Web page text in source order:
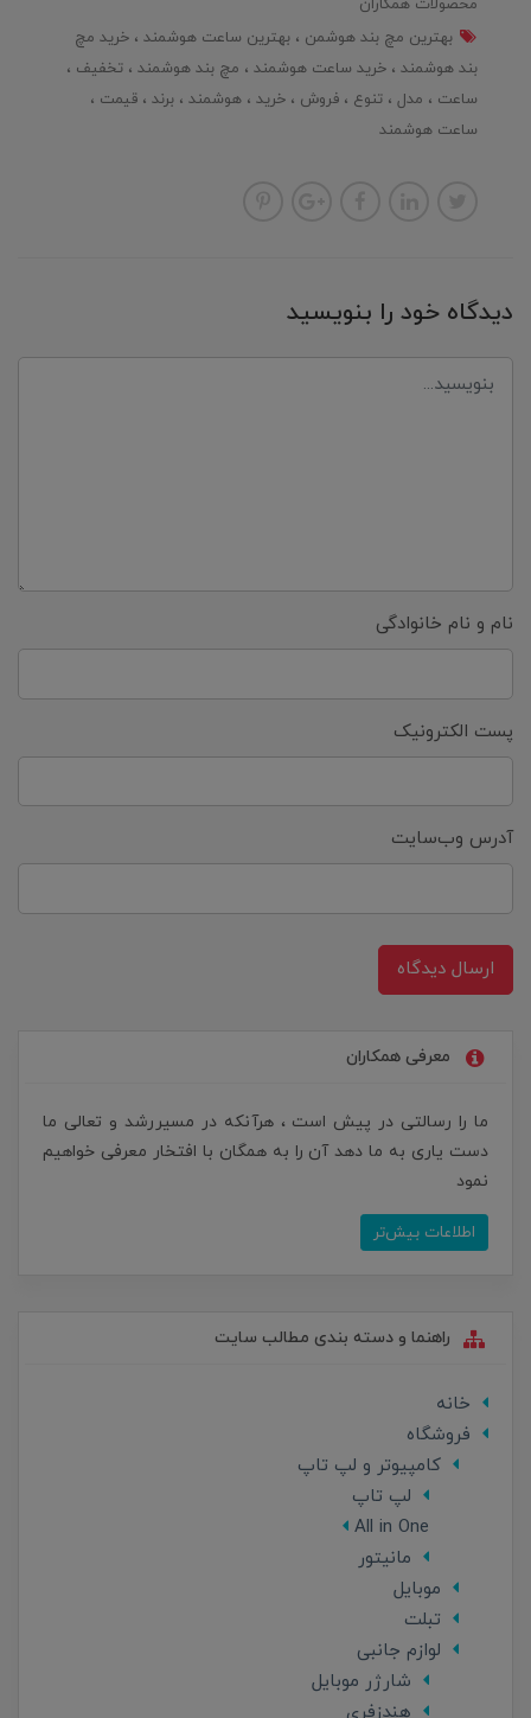
محصولات همکاران
بهترین مچ بند هوشمن
بهترین ساعت هوشمند
خرید مچ
بند هوشمند
خرید ساعت هوشمند مچ بند هوشمند
تخفیف
ساعت
مدل تنوع فروش خرید هوشمند برند
قیمت
ساعت هوشمند
دیدگاه خود را بنویسید
نام و نام خانوادگی
پست الکترونیک
آدرس وب‌سایت
ارسال دیدگاه
معرفی همکاران
ما را رسالتی در پیش است ، هرآنکه در مسیررشد و تعالی ما
دست یاری به ما دهد آن را به همگان با افتخار معرفی خواهیم
نمود
اطلاعات بیش‌تر
راهنما و دسته بندی مطالب سایت
خانه
فروشگاه
کامپیوتر و لپ تاپ
لپ تاپ
All in One
مانیتور
موبایل
تبلت
لوازم جانبی
شارژر موبایل
هندزفری